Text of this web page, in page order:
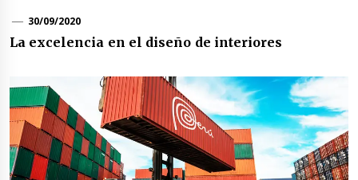
30/09/2020
La excelencia en el diseño de interiores